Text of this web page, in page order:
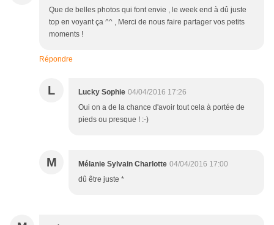
Que de belles photos qui font envie , le week end à dû juste
top en voyant ça ^^ , Merci de nous faire partager vos petits
moments !
Répondre
L Lucky Sophie 04/04/2016 17:26
Oui on a de la chance d'avoir tout cela à portée de
pieds ou presque ! :-)
M Mélanie Sylvain Charlotte 04/04/2016 17:00
dû être juste *